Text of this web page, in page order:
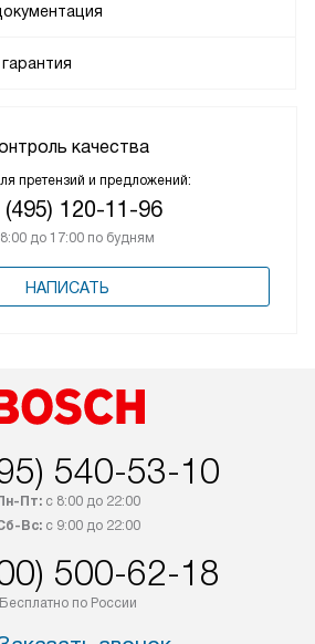
качества
претензий и предложений:
(495) 120-11-96
до 17:00 по будням
НАПИСАТЬ
540-53-10
Пт:с 8:00 до 22:00
Вс:с 9:00 до 22:00
500-62-18
Бесплатно по России